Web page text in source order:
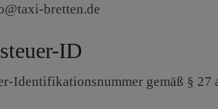
bretten.de
ID
Identifikationsnummer gemäß § 27